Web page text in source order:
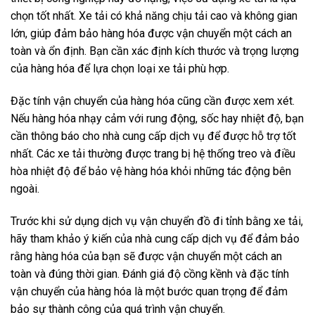
chọn tốt nhất. Xe tải có khả năng chịu tải cao và không gian
lớn, giúp đảm bảo hàng hóa được vận chuyển một cách an
toàn và ổn định. Bạn cần xác định kích thước và trọng lượng
của hàng hóa để lựa chọn loại xe tải phù hợp.
Đặc tính vận chuyển của hàng hóa cũng cần được xem xét.
Nếu hàng hóa nhạy cảm với rung động, sốc hay nhiệt độ, bạn
cần thông báo cho nhà cung cấp dịch vụ để được hỗ trợ tốt
nhất. Các xe tải thường được trang bị hệ thống treo và điều
hòa nhiệt độ để bảo vệ hàng hóa khỏi những tác động bên
ngoài.
Trước khi sử dụng dịch vụ vận chuyển đồ đi tỉnh bằng xe tải,
hãy tham khảo ý kiến của nhà cung cấp dịch vụ để đảm bảo
rằng hàng hóa của bạn sẽ được vận chuyển một cách an
toàn và đúng thời gian. Đánh giá độ cồng kềnh và đặc tính
vận chuyển của hàng hóa là một bước quan trọng để đảm
bảo sự thành công của quá trình vận chuyển.